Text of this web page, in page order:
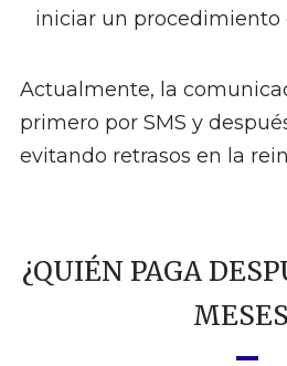
iniciar un procedimiento
Actualmente, la
primero por SMS y
evitando retrasos en la
¿QUIÉN PAGA